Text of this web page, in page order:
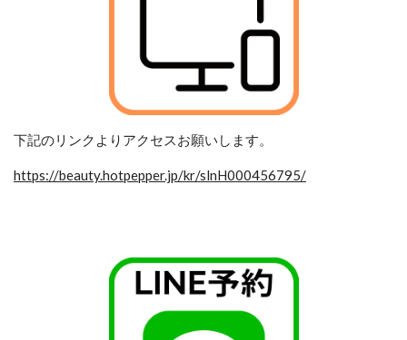
下記のリンクよりアクセスお願いします。
https://beauty.hotpepper.jp/kr/slnH000456795/